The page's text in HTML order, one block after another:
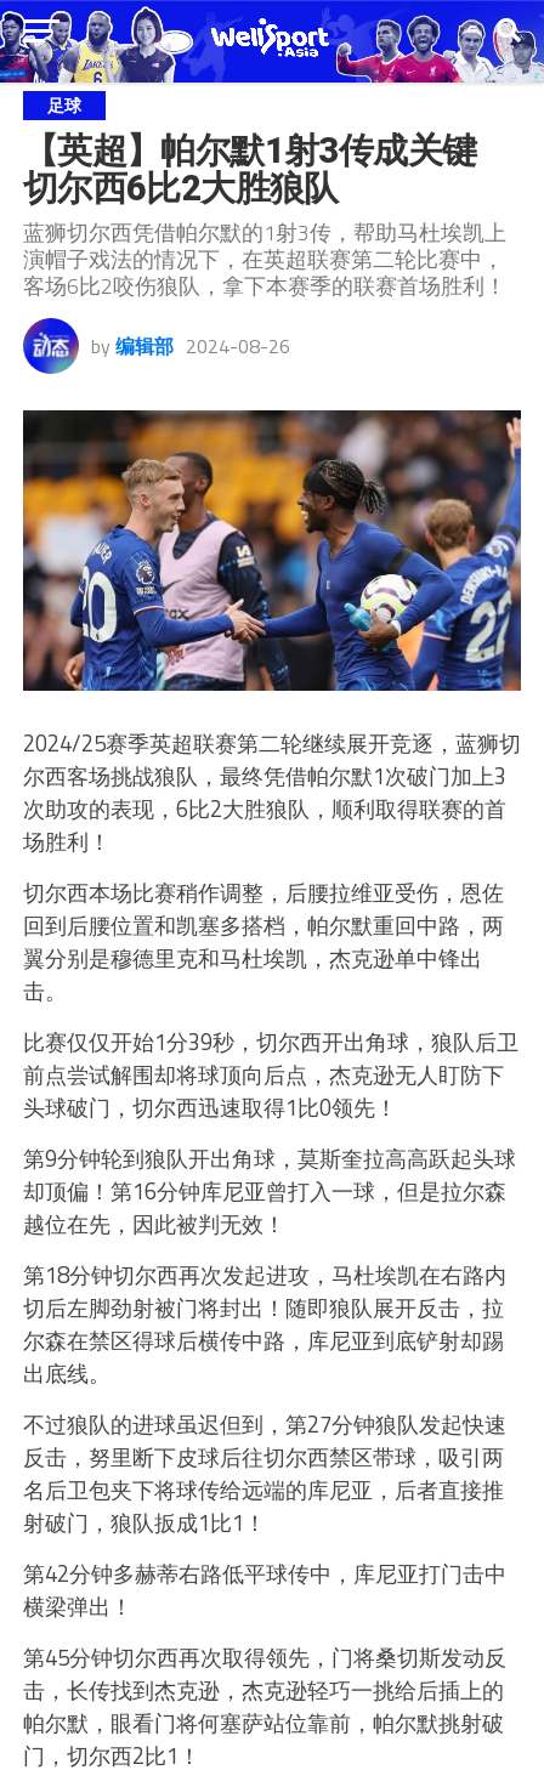
足球
【英超】帕尔默1射3传成关键
切尔西6比2大胜狼队
蓝狮切尔西凭借帕尔默的1射3传，帮助马杜埃凯上
演帽子戏法的情况下，在英超联赛第二轮比赛中，
客场6比2咬伤狼队，拿下本赛季的联赛首场胜利！
by 编辑部 2024-08-26
2024/25赛季英超联赛第二轮继续展开竞逐，蓝狮切
尔西客场挑战狼队，最终凭借帕尔默1次破门加上3
次助攻的表现，6比2大胜狼队，顺利取得联赛的首
场胜利！
切尔西本场比赛稍作调整，后腰拉维亚受伤，恩佐
回到后腰位置和凯塞多搭档，帕尔默重回中路，两
翼分别是穆德里克和马杜埃凯，杰克逊单中锋出
击。
比赛仅仅开始1分39秒，切尔西开出角球，狼队后卫
前点尝试解围却将球顶向后点，杰克逊无人盯防下
头球破门，切尔西迅速取得1比0领先！
第9分钟轮到狼队开出角球，莫斯奎拉高高跃起头球
却顶偏！第16分钟库尼亚曾打入一球，但是拉尔森
越位在先，因此被判无效！
第18分钟切尔西再次发起进攻，马杜埃凯在右路内
切后左脚劲射被门将封出！随即狼队展开反击，拉
尔森在禁区得球后横传中路，库尼亚到底铲射却踢
出底线。
不过狼队的进球虽迟但到，第27分钟狼队发起快速
反击，努里断下皮球后往切尔西禁区带球，吸引两
名后卫包夹下将球传给远端的库尼亚，后者直接推
射破门，狼队扳成1比1！
第42分钟多赫蒂右路低平球传中，库尼亚打门击中
横梁弹出！
第45分钟切尔西再次取得领先，门将桑切斯发动反
击，长传找到杰克逊，杰克逊轻巧一挑给后插上的
帕尔默，眼看门将何塞萨站位靠前，帕尔默挑射破
门，切尔西2比1！